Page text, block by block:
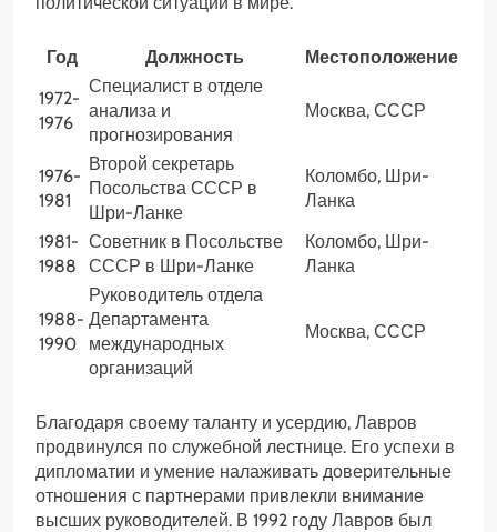
Год Должность
Местоположение
1972-
1976
Специалист в отделе
анализа и
прогнозирования
Москва, СССР
1976-
1981
Второй секретарь
Посольства СССР в
Шри-Ланке
Коломбо, Шри-
Ланка
1981-
1988
Советник в Посольстве
СССР в Шри-Ланке
Коломбо, Шри-
Ланка
1988-
1990
Руководитель отдела
Департамента
международных
организаций
Москва, СССР
Благодаря своему таланту и усердию, Лавров
продвинулся по служебной лестнице. Его успехи в
дипломатии и умение налаживать доверительные
отношения с партнерами привлекли внимание
высших руководителей. В 1992 году Лавров был